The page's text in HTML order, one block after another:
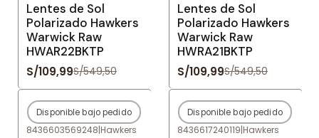
Lentes de Sol
Polarizado Hawkers
Warwick Raw
HWAR22BKTP
S/109,99S/549,50
Lentes de Sol
Polarizado Hawkers
Warwick Raw
HWRA21BKTP
S/109,99S/549,50
-80%OFF
Agotado
Disponible bajo pedido
8436603569248|Hawkers
-80%OFF
Agotado
Disponible bajo pedido
8436617240119|Hawkers